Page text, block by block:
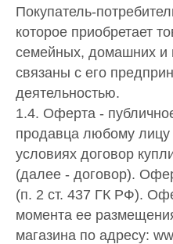
Покупатель-
которое приобретает
семейных, домашних и
связаны с его
деятельностью.
1.4. Оферта -
продавца любому лицу
условиях договор
(далее - договор).
(п. 2 ст. 437 ГК РФ).
момента ее
магазина по адресу: